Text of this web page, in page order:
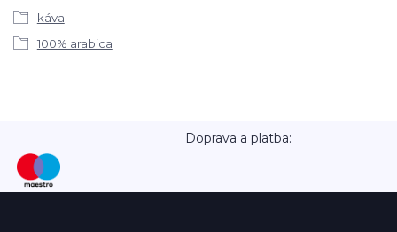
káva
100% arabica
Doprava a platba: